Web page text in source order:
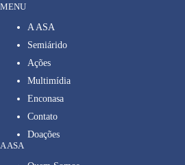
MENU
A ASA
Semiárido
Ações
Multimídia
Enconasa
Contato
Doações
A ASA